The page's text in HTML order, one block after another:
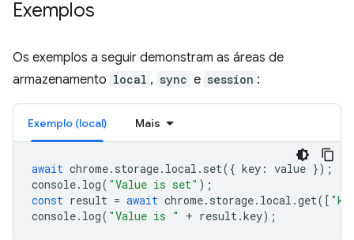
Exemplos
Os exemplos a seguir demonstram as áreas de
armazenamento local , sync e session :
Exemplo (local) Mais
await chrome. storage. local . set({ key : value });
console. log( "Value is set" );
const result = await chrome. storage. local .get([
console. log( "Value is " + result.key);